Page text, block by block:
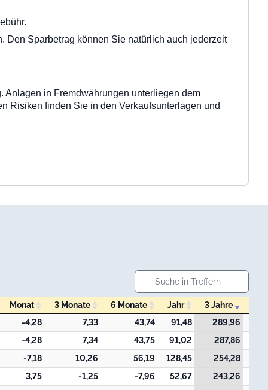
Den Sparbetrag können Sie natürlich auch jederzeit
Anlagen in Fremdwährungen unterliegen dem
Risiken finden Sie in den Verkaufsunterlagen und
Monat 3 Monate 6 Monate Jahr 3 Jahre
Monat 3 Monate 6 Monate Jahr 3 Jahre
-4,28 7,33 43,74 91,48 289,96
-4,28 7,34 43,75 91,02
287,86
-7,18 10,26 56,19 128,45
254,28
3,75 -1,25 -7,96 52,67 243,26